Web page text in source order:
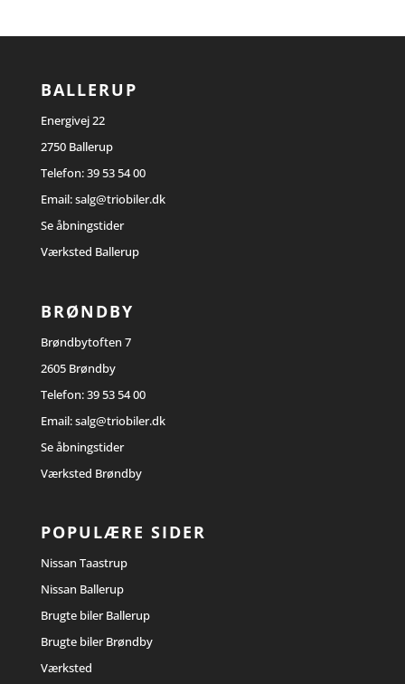
BALLERUP
Energivej 22
2750 Ballerup
Telefon:39 53 54 00
Email:salg@triobiler.dk
Se åbningstider
Værksted Ballerup
BRØNDBY
Brøndbytoften 7
2605 Brøndby
Telefon:39 53 54 00
Email:salg@triobiler.dk
Se åbningstider
Værksted Brøndby
POPULÆRE SIDER
Nissan Taastrup
Nissan Ballerup
Brugte biler Ballerup
Brugte biler Brøndby
Værksted